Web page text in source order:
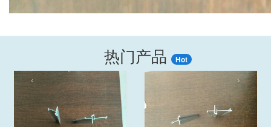
热门产品 Hot
‹ ›